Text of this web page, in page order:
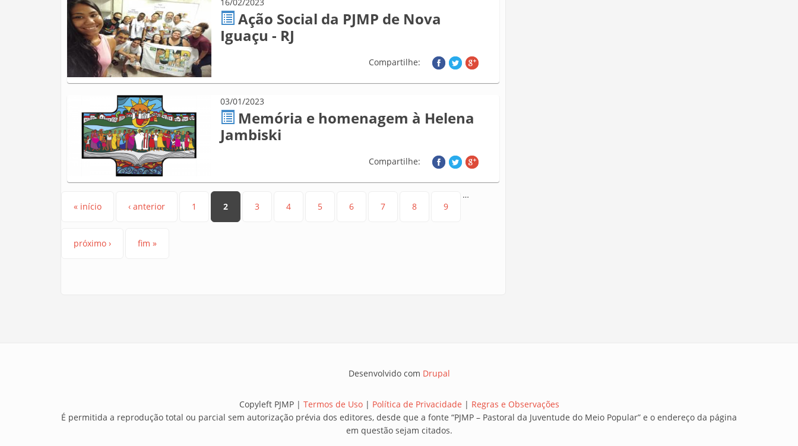
Ação Social da PJMP de Nova
Iguaçu - RJ
Compartilhe:
03/01/2023
Memória e homenagem à Helena
Jambiski
Compartilhe:
« início ‹ anterior 1 2 3 4 5 6 7 8 9
…
próximo › fim »
Desenvolvido com Drupal
Copyleft PJMP | Termos de Uso| Política de Privacidade | Regras e Observações
É permitida a reprodução total ou parcial sem autorização prévia dos editores, desde que a fonte “PJMP – Pastoral da Juventude do Meio Popular” e o endereço da página
em questão sejam citados.